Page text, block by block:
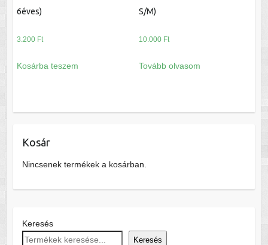
6éves)
3.200 Ft
Kosárba teszem
S/M)
10.000 Ft
Tovább olvasom
Kosár
Nincsenek termékek a kosárban.
Keresés
Keresés